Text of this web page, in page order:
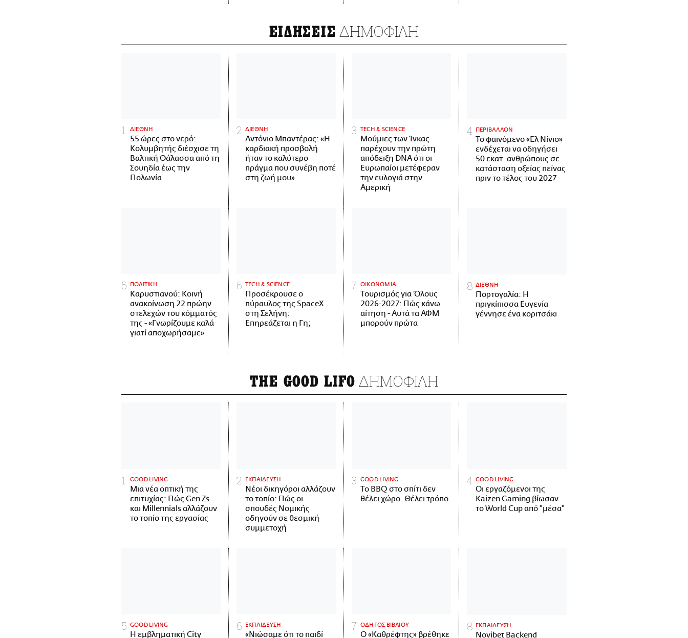
ΕΙΔΗΣΕΙΣ ΔΗΜΟΦΙΛΗ
ΔΙΕΘΝΗ
55 ώρες στο νερό:
Κολυμβητής διέσχισε τη
Βαλτική Θάλασσα από τη
Σουηδία έως την
Πολωνία
ΔΙΕΘΝΗ
Αντόνιο Μπαντέρας: «Η
καρδιακή προσβολή
ήταν το καλύτερο
πράγμα που συνέβη ποτέ
στη ζωή μου»
ΤECH & SCIENCE
Μούμιες των Ίνκας
παρέχουν την πρώτη
απόδειξη DNA ότι οι
Ευρωπαίοι μετέφεραν
την ευλογιά στην
Αμερική
ΠΕΡΙΒΑΛΛΟΝ
Το φαινόμενο «Ελ Νίνιο»
ενδέχεται να οδηγήσει
50 εκατ. ανθρώπους σε
κατάσταση οξείας πείνας
πριν το τέλος του 2027
ΠΟΛΙΤΙΚΗ
Καρυστιανού: Κοινή
ανακοίνωση 22 πρώην
στελεχών του κόμματός
της - «Γνωρίζουμε καλά
γιατί αποχωρήσαμε»
ΤECH & SCIENCE
Προσέκρουσε ο
πύραυλος της SpaceX
στη Σελήνη:
Επηρεάζεται η Γη;
ΟΙΚΟΝΟΜΙΑ
Τουρισμός για Όλους
2026-2027: Πώς κάνω
αίτηση - Αυτά τα ΑΦΜ
μπορούν πρώτα
ΔΙΕΘΝΗ
Πορτογαλία: Η
πριγκίπισσα Ευγενία
γέννησε ένα κοριτσάκι
THE GOOD LIFO ΔΗΜΟΦΙΛΗ
GOOD LIVING
Μια νέα οπτική της
επιτυχίας: Πώς Gen Zs
και Millennials αλλάζουν
το τοπίο της εργασίας
ΕΚΠΑΙΔΕΥΣΗ
Νέοι δικηγόροι αλλάζουν
το τοπίο: Πώς οι
σπουδές Νομικής
οδηγούν σε θεσμική
συμμετοχή
GOOD LIVING
Το BBQ στο σπίτι δεν
θέλει χώρο. Θέλει τρόπο.
GOOD LIVING
Οι εργαζόμενοι της
Kaizen Gaming βίωσαν
το World Cup από "μέσα"
GOOD LIVING
Η εμβληματική City
ΕΚΠΑΙΔΕΥΣΗ
«Νιώσαμε ότι το παιδί
ΟΔΗΓΟΣ ΒΙΒΛΙΟΥ
Ο «Καθρέφτης» βρέθηκε
ΕΚΠΑΙΔΕΥΣΗ
Novibet Backend